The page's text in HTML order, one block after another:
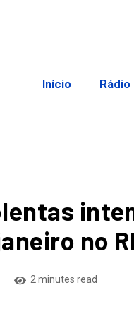
Início Rádio
no
2 minutes read